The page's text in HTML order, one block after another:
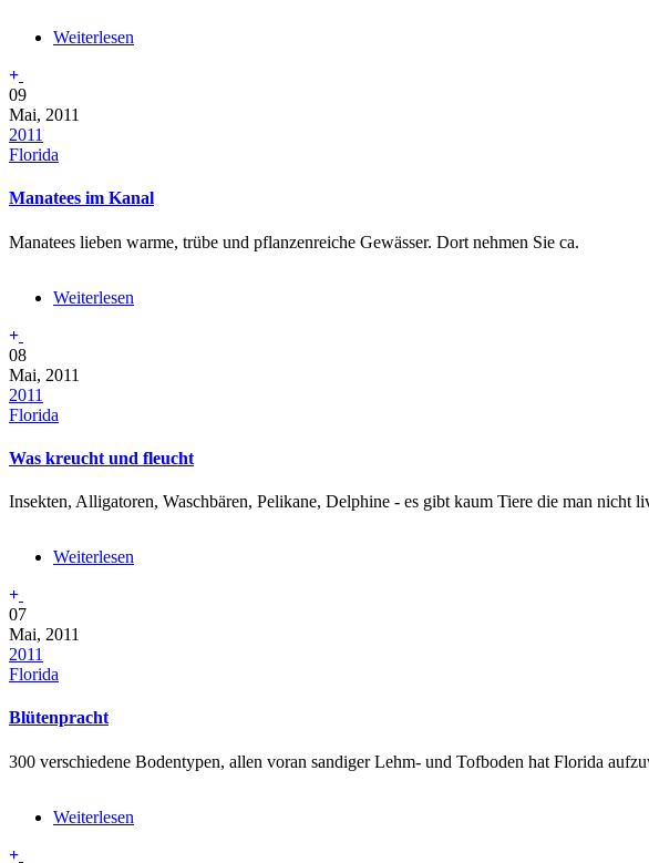
Weiterlesen
09
Mai, 2011
2011
Florida
Manatees im Kanal
Manatees lieben warme, trübe und pflanzenreiche Gewässer. Dort nehmen Sie ca.
Weiterlesen
08
Mai, 2011
2011
Florida
Was kreucht und fleucht
Insekten, Alligatoren, Waschbären, Pelikane, Delphine - es gibt kaum Tiere die man nicht
Weiterlesen
07
Mai, 2011
2011
Florida
Blütenpracht
300 verschiedene Bodentypen, allen voran sandiger Lehm- und Tofboden hat Florida
Weiterlesen